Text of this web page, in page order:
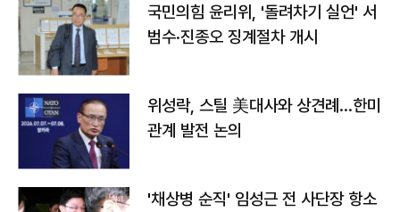
국민의힘 윤리위, '돌려차기 실언' 서
범수·진종오 징계절차 개시
위성락, 스틸 美대사와 상견례…한미
관계 발전 논의
'채상병 순직' 임성근 전 사단장 항소